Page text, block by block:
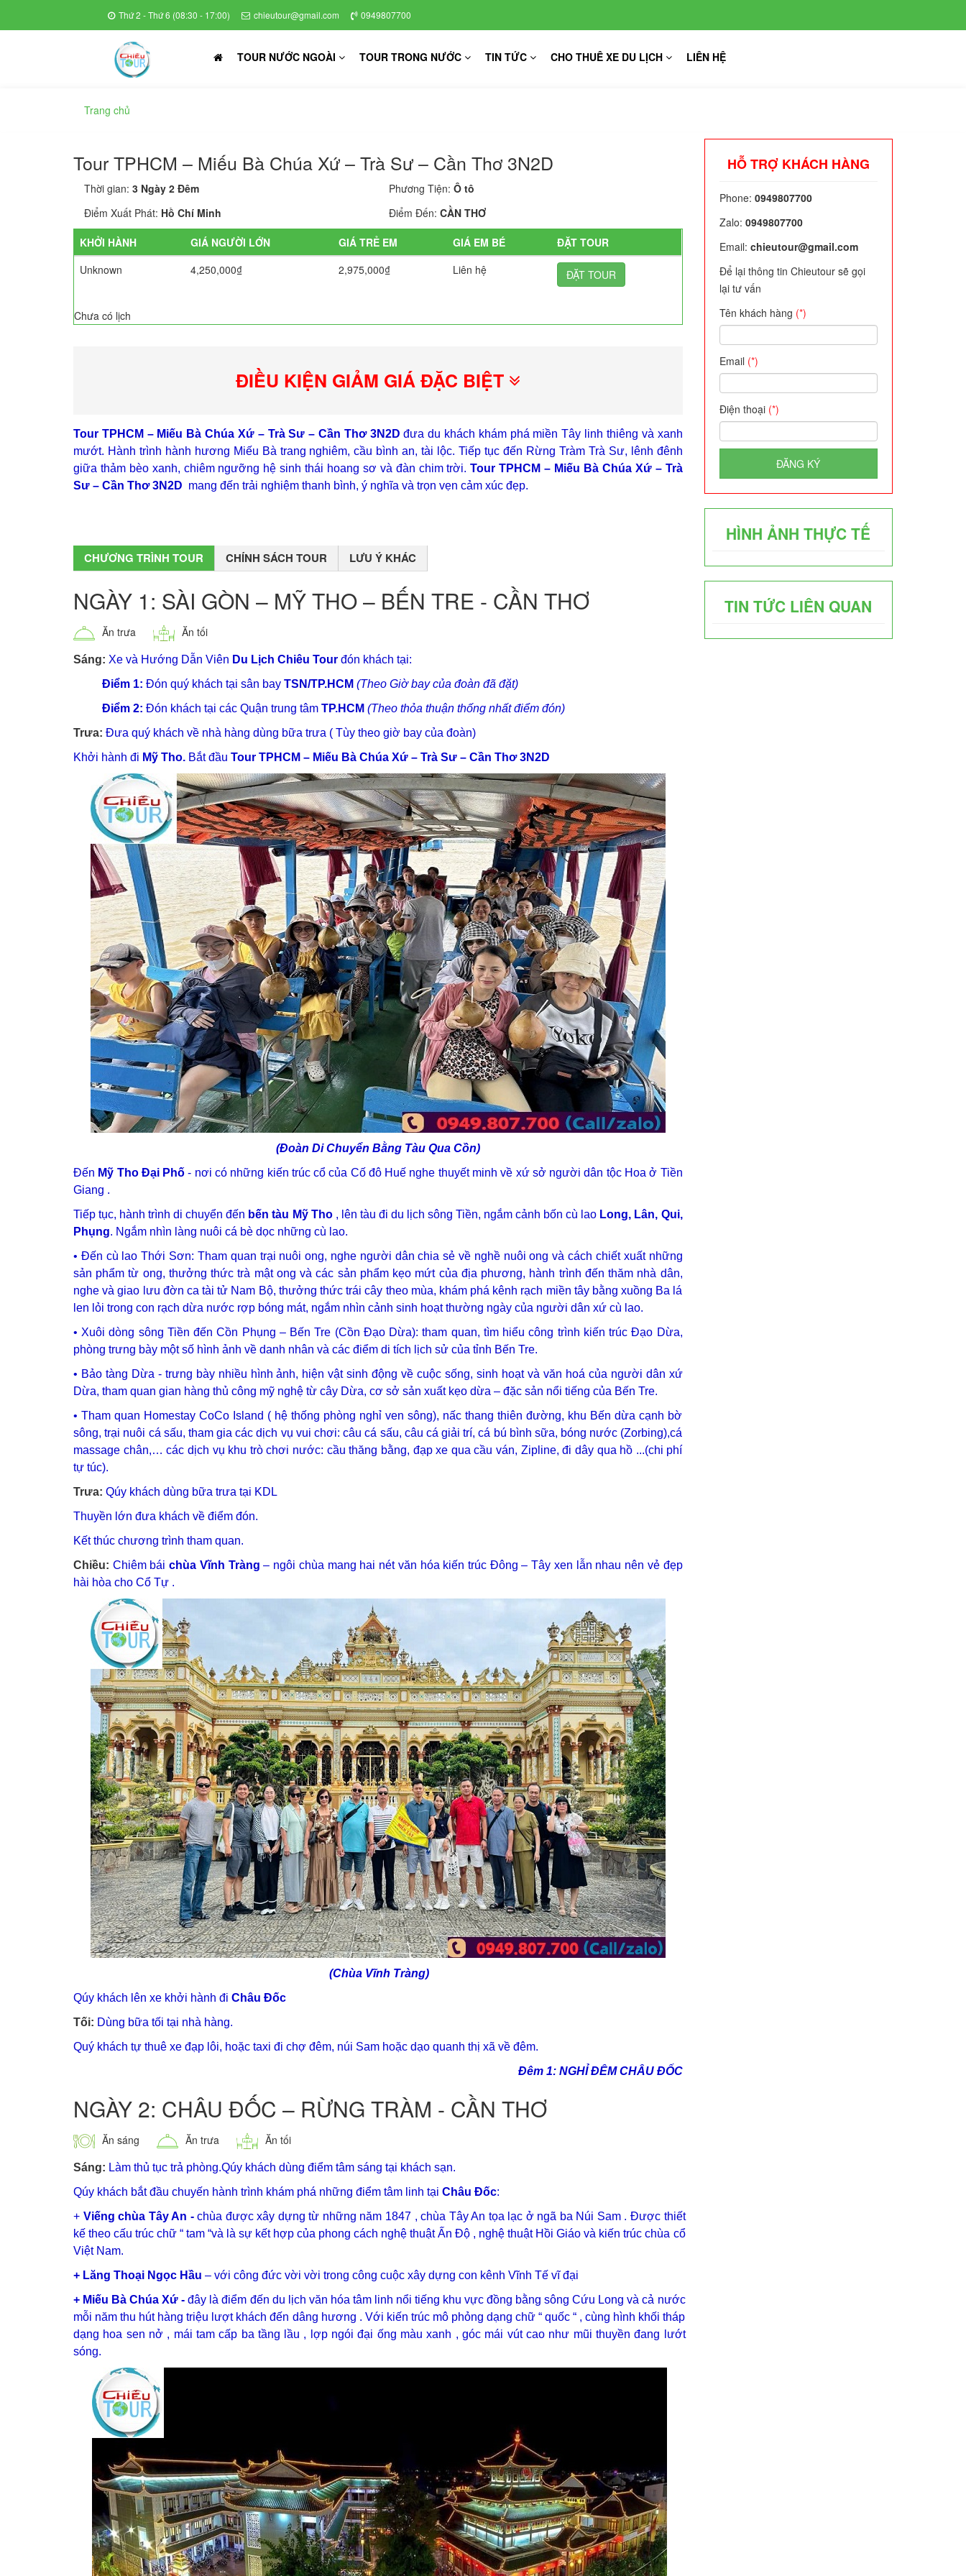
Thứ 2 - Thứ 6 (08:30 - 17:00) chieutour@gmail.com 0949807700
TOUR NƯỚC NGOÀI TOUR TRONG NƯỚC TIN TỨC CHO THUÊ XE DU LỊCH LIÊN HỆ
Trang chủ
Tour TPHCM – Miếu Bà Chúa Xứ – Trà Sư – Cần Thơ 3N2D
Thời gian: 3 Ngày 2 Đêm
Điểm Xuất Phát: Hồ Chí Minh
Phương Tiện: Ô tô
Điểm Đến: CẦN THƠ
KHỞI HÀNH GIÁ NGƯỜI LỚN GIÁ TRẺ EM GIÁ EM BÉ
ĐẶT TOUR
Unknown
4,250,000₫ 2,975,000₫ Liên hệ ĐẶT TOUR
Chưa có lịch
ĐIỀU KIỆN GIẢM GIÁ ĐẶC BIỆT
Tour TPHCM – Miếu Bà Chúa Xứ – Trà Sư – Cần Thơ 3N2D đưa du khách khám phá miền Tây linh thiêng và xanh
mướt. Hành trình hành hương Miếu Bà trang nghiêm, cầu bình an, tài lộc. Tiếp tục đến Rừng Tràm Trà Sư, lênh đênh
giữa thảm bèo xanh, chiêm ngưỡng hệ sinh thái hoang sơ và đàn chim trời.Tour TPHCM – Miếu Bà Chúa Xứ – Trà
Sư – Cần Thơ 3N2D mang đến trải nghiệm thanh bình, ý nghĩa và trọn vẹn cảm xúc đẹp.
CHƯƠNG TRÌNH TOUR CHÍNH SÁCH TOUR LƯU Ý KHÁC
NGÀY 1: SÀI GÒN – MỸ THO – BẾN TRE - CẦN THƠ
Ăn trưa Ăn tối
Sáng: Xe và Hướng Dẫn Viên Du Lịch Chiêu Tour đón khách tại:
Điểm 1: Đón quý khách tại sân bay TSN/TP.HCM (Theo Giờ bay của đoàn đã đặt)
Điểm 2: Đón khách tại các Quận trung tâm TP.HCM (Theo thỏa thuận thống nhất điểm đón)
Trưa: Đưa quý khách về nhà hàng dùng bữa trưa ( Tùy theo giờ bay của đoàn)
Khởi hành đi Mỹ Tho. Bắt đầu Tour TPHCM – Miếu Bà Chúa Xứ – Trà Sư – Cần Thơ 3N2D
(Đoàn Di Chuyển Bằng Tàu Qua Cồn)
Đến Mỹ Tho Đại Phố - nơi có những kiến trúc cổ của Cố đô Huế nghe thuyết minh về xứ sở người dân tộc Hoa ở Tiền
Giang .
Tiếp tục, hành trình di chuyển đến bến tàu Mỹ Tho, lên tàu đi du lịch sông Tiền, ngắm cảnh bốn cù lao Long, Lân, Qui,
Phụng. Ngắm nhìn làng nuôi cá bè dọc những cù lao.
• Đến cù lao Thới Sơn: Tham quan trại nuôi ong, nghe người dân chia sẻ về nghề nuôi ong và cách chiết xuất những
sản phẩm từ ong, thưởng thức trà mật ong và các sản phẩm kẹo mứt của địa phương, hành trình đến thăm nhà dân,
nghe và giao lưu đờn ca tài tử Nam Bộ, thưởng thức trái cây theo mùa, khám phá kênh rạch miền tây bằng xuồng Ba lá
len lỏi trong con rạch dừa nước rợp bóng mát, ngắm nhìn cảnh sinh hoạt thường ngày của người dân xứ cù lao.
• Xuôi dòng sông Tiền đến Cồn Phụng – Bến Tre (Cồn Đạo Dừa): tham quan, tìm hiểu công trình kiến trúc Đạo Dừa,
phòng trưng bày một số hình ảnh về danh nhân và các điểm di tích lịch sử của tỉnh Bến Tre.
• Bảo tàng Dừa - trưng bày nhiều hình ảnh, hiện vật sinh động về cuộc sống, sinh hoạt và văn hoá của người dân xứ
Dừa, tham quan gian hàng thủ công mỹ nghệ từ cây Dừa, cơ sở sản xuất kẹo dừa – đặc sản nổi tiếng của Bến Tre.
• Tham quan Homestay CoCo Island ( hệ thống phòng nghỉ ven sông), nấc thang thiên đường, khu Bến dừa cạnh bờ
sông, trại nuôi cá sấu, tham gia các dịch vụ vui chơi: câu cá sấu, câu cá giải trí, cá bú bình sữa, bóng nước (Zorbing),cá
massage chân,… các dịch vụ khu trò chơi nước: cầu thăng bằng, đạp xe qua cầu ván, Zipline, đi dây qua hồ ...(chi phí
tự túc).
Trưa: Qúy khách dùng bữa trưa tại KDL
Thuyền lớn đưa khách về điểm đón.
Kết thúc chương trình tham quan.
Chiều: Chiêm báichùa Vĩnh Tràng – ngôi chùa mang hai nét văn hóa kiến trúc Đông – Tây xen lẫn nhau nên vẻ đẹp
hài hòa cho Cổ Tự .
(Chùa Vĩnh Tràng)
Qúy khách lên xe khởi hành đi Châu Đốc
Tối: Dùng bữa tối tại nhà hàng.
Quý khách tự thuê xe đạp lôi, hoặc taxi đi chợ đêm, núi Sam hoặc dạo quanh thị xã về đêm.
Đêm 1: NGHỈ ĐÊM CHÂU ĐỐC
NGÀY 2: CHÂU ĐỐC – RỪNG TRÀM - CẦN THƠ
Ăn sáng Ăn trưa Ăn tối
Sáng: Làm thủ tục trả phòng.Qúy khách dùng điểm tâm sáng tại khách sạn.
Qúy khách bắt đầu chuyến hành trình khám phá những điểm tâm linh tại Châu Đốc:
+ Viếng chùa Tây An -chùa được xây dựng từ những năm 1847 , chùa Tây An tọa lạc ở ngã ba Núi Sam . Được thiết
kế theo cấu trúc chữ “ tam “và là sự kết hợp của phong cách nghệ thuật Ấn Độ , nghệ thuật Hồi Giáo và kiến trúc chùa cổ
Việt Nam.
+ Lăng Thoại Ngọc Hầu – với công đức vời vời trong công cuộc xây dựng con kênh Vĩnh Tế vĩ đại
+ Miếu Bà Chúa Xứ -đây là điểm đến du lịch văn hóa tâm linh nổi tiếng khu vực đồng bằng sông Cứu Long và cả nước
mỗi năm thu hút hàng triệu lượt khách đến dâng hương . Với kiến trúc mô phỏng dạng chữ “ quốc “ , cùng hình khối tháp
dạng hoa sen nở , mái tam cấp ba tầng lầu , lợp ngói đại ống màu xanh , góc mái vút cao như mũi thuyền đang lướt
sóng.
HỖ TRỢ KHÁCH HÀNG
Phone: 0949807700
Zalo: 0949807700
Email: chieutour@gmail.com
Để lại thông tin Chieutour sẽ gọi
lại tư vấn
Tên khách hàng (*)
Email (*)
Điện thoại (*)
ĐĂNG KÝ
HÌNH ẢNH THỰC TẾ
TIN TỨC LIÊN QUAN